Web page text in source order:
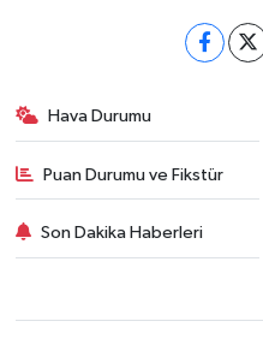
Hava Durumu
Puan Durumu ve Fikstür
Son Dakika Haberleri